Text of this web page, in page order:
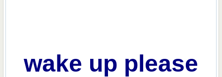
wake up please